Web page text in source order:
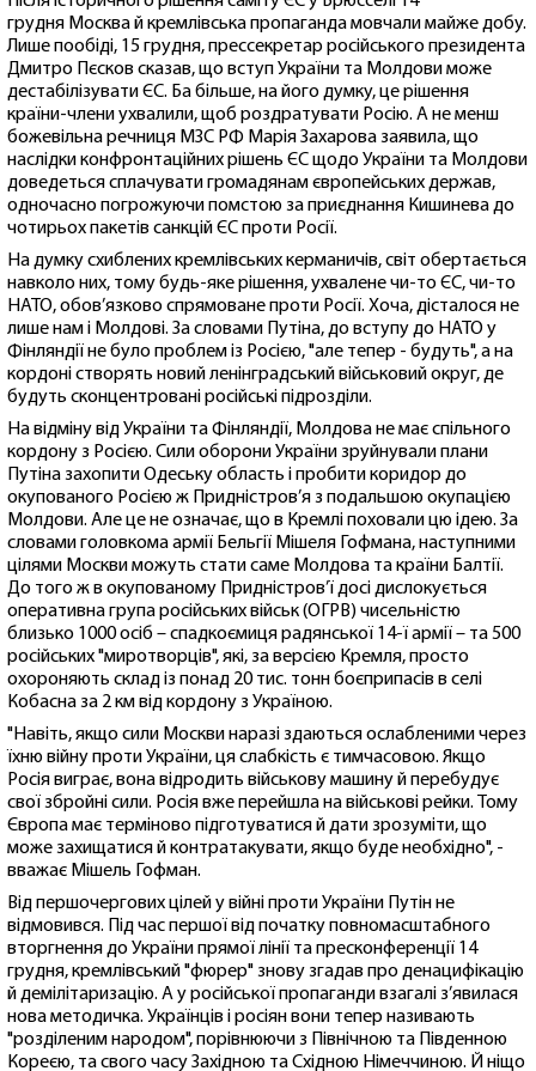
грудня Москва й кремлівська пропаганда мовчали майже добу.
Лише пообіді, 15 грудня, прессекретар російського президента
Дмитро Пєсков сказав, що вступ України та Молдови може
дестабілізувати ЄС. Ба більше, на його думку, це рішення
країни-члени ухвалили, щоб роздратувати Росію. А не менш
божевільна речниця МЗС РФ Марія Захарова заявила, що
наслідки конфронтаційних рішень ЄС щодо України та Молдови
доведеться сплачувати громадянам європейських держав,
одночасно погрожуючи помстою за приєднання Кишинева до
чотирьох пакетів санкцій ЄС проти Росії.
На думку схиблених кремлівських керманичів, світ обертається
навколо них, тому будь-яке рішення, ухвалене чи-то ЄС, чи-то
НАТО, обов’язково спрямоване проти Росії. Хоча, дісталося не
лише нам і Молдові. За словами Путіна, до вступу до НАТО у
Фінляндії не було проблем із Росією, "але тепер - будуть", а на
кордоні створять новий ленінградський військовий округ, де
будуть сконцентровані російські підрозділи.
На відміну від України та Фінляндії, Молдова не має спільного
кордону з Росією. Сили оборони України зруйнували плани
Путіна захопити Одеську область і пробити коридор до
окупованого Росією ж Придністров’я з подальшою окупацією
Молдови. Але це не означає, що в Кремлі поховали цю ідею. За
словами головкома армії Бельгії Мішеля Гофмана, наступними
цілями Москви можуть стати саме Молдова та країни Балтії.
До того ж в окупованому Придністров’ї досі дислокується
оперативна група російських військ (ОГРВ) чисельністю
близько 1000 осіб – спадкоємиця радянської 14-ї армії – та 500
російських "миротворців", які, за версією Кремля, просто
охороняють склад із понад 20 тис. тонн боєприпасів в селі
Кобасна за 2 км від кордону з Україною.
"Навіть, якщо сили Москви наразі здаються ослабленими через
їхню війну проти України, ця слабкість є тимчасовою. Якщо
Росія виграє, вона відродить військову машину й перебудує
свої збройні сили. Росія вже перейшла на військові рейки. Тому
Європа має терміново підготуватися й дати зрозуміти, що
може захищатися й контратакувати, якщо буде необхідно", -
вважає Мішель Гофман.
Від першочергових цілей у війні проти України Путін не
відмовився. Під час першої від початку повномасштабного
вторгнення до України прямої лінії та пресконференції 14
грудня, кремлівський "фюрер" знову згадав про денацифікацію
й демілітаризацію. А у російської пропаганди взагалі з’явилася
нова методичка. Українців і росіян вони тепер називають
"розділеним народом", порівнюючи з Північною та Південною
Кореєю, та свого часу Західною та Східною Німеччиною. Й ніщо